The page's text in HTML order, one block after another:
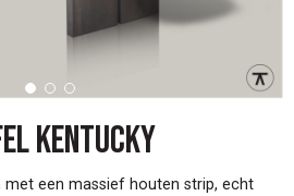
Kentucky
met een massief houten strip, echt